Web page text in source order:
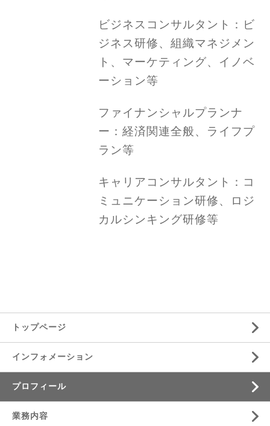
ビジネスコンサルタント：ビ
ジネス研修、組織マネジメン
ト、マーケティング、イノベ
ーション等
ファイナンシャルプランナ
ー：経済関連全般、ライフプ
ラン等
キャリアコンサルタント：コ
ミュニケーション研修、ロジ
カルシンキング研修等
トップページ
インフォメーション
プロフィール
業務内容